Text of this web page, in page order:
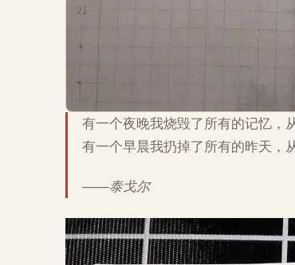
有一个夜晚我烧毁了所有的记忆，
有一个早晨我扔掉了所有的昨天，
——泰戈尔